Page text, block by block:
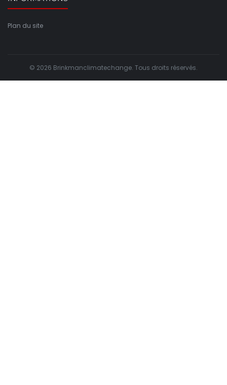
Plan du site
© 2026 Brinkmanclimatechange. Tous droits réservés.